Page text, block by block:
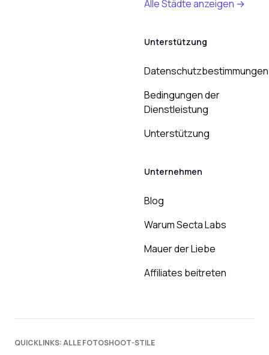
Alle Städte anzeigen →
Unterstützung
Datenschutzbestimmungen
Bedingungen der
Dienstleistung
Unterstützung
Unternehmen
Blog
Warum Secta Labs
Mauer der Liebe
Affiliates beitreten
QUICKLINKS: ALLE FOTOSHOOT-STILE